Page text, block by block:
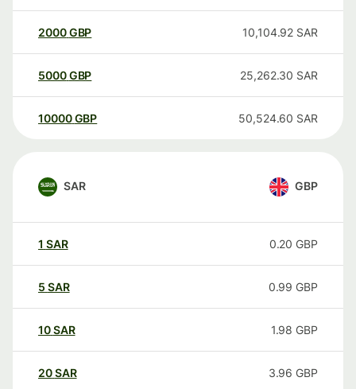
2000GBP 10,104.92 SAR
5000GBP 25,262.30 SAR
10000 GBP 50,524.60 SAR
SAR GBP
1 SAR 0.20 GBP
5 SAR 0.99 GBP
10SAR 1.98 GBP
20SAR 3.96 GBP